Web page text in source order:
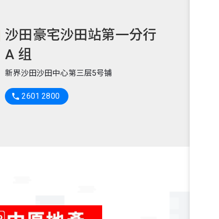
沙田豪宅沙田站第一分行
A 组
新界沙田沙田中心第三层5号铺
 2601 2800